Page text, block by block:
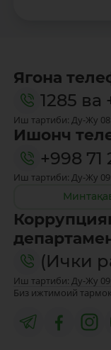
Ягона
1285 ва
Иш тартиби: Ду-Жу
Ишонч
+998
Иш тартиби: Ду-Жу
(Ички
Иш тартиби: Ду-Жу
Биз ижтимоий